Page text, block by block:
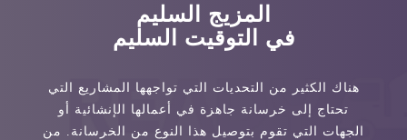
المزيج السليم
في التوقيت السليم
هناك الكثير من التحديات التي تواجهها المشاريع التي
تحتاج إلى خرسانة جاهزة في أعمالها الإنشائية أو
الجهات التي تقوم بتوصيل هذا النوع من الخرسانة. من